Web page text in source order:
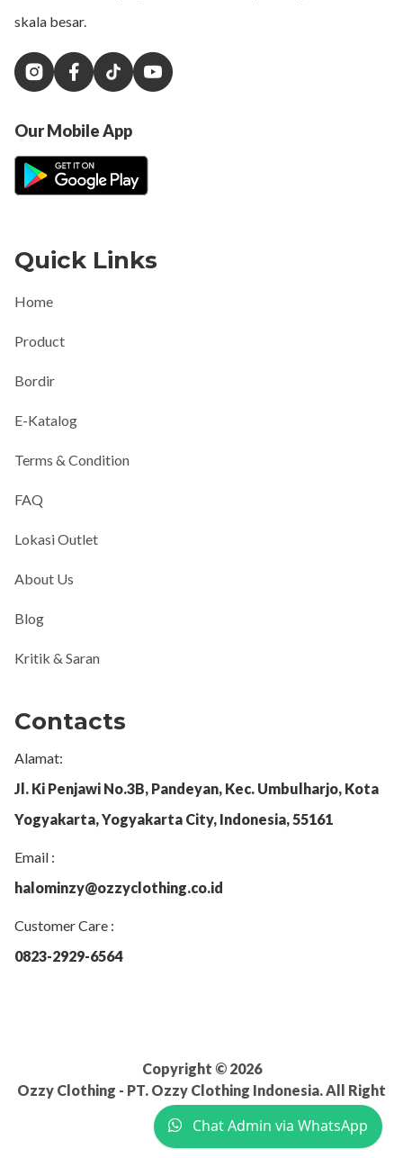
skala besar.
Our Mobile App
Quick Links
Home
Product
Bordir
E-Katalog
Terms & Condition
FAQ
Lokasi Outlet
About Us
Blog
Kritik & Saran
Contacts
Alamat:
Jl. Ki Penjawi No.3B, Pandeyan, Kec. Umbulharjo, Kota
Yogyakarta, Yogyakarta City, Indonesia, 55161
Email :
halominzy@ozzyclothing.co.id
Customer Care :
0823-2929-6564
Copyright © 2026
Ozzy Clothing - PT. Ozzy Clothing Indonesia. All Right
Reserved.
Chat Admin via WhatsApp